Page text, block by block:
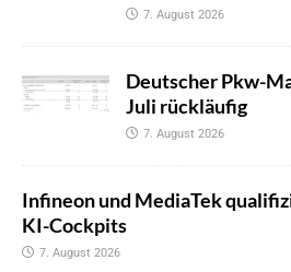
7. August 2026
Deutscher Pkw-
Juli rückläufig
7. August 2026
Infineon und MediaTek
KI-Cockpits
7. August 2026